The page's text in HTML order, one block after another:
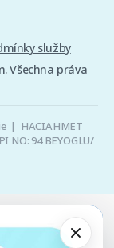
služby
Všechna práva
| HACIAHMET
NO: 94 BEYOGLU/